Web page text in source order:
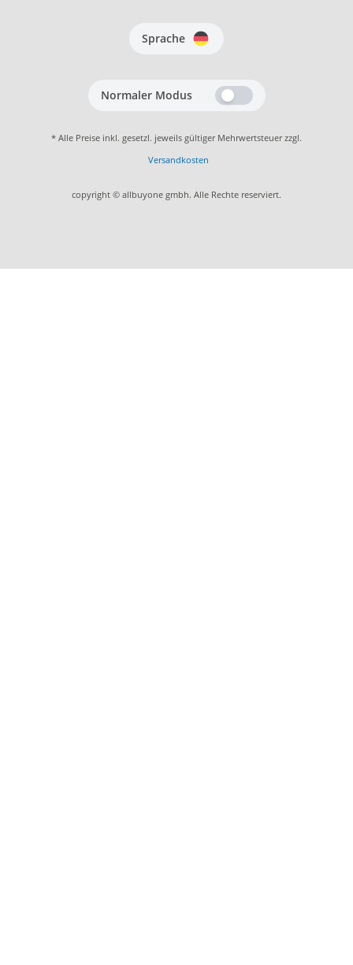
Sprache
Normaler Modus
* Alle Preise inkl. gesetzl. jeweils gültiger Mehrwertsteuer zzgl.
Versandkosten
copyright © allbuyone gmbh. Alle Rechte reserviert.